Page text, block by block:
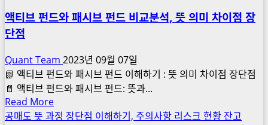
팀
세
자
금
결
혼
자
마
크
뜻
의
미
액티브 펀드와 패시브 펀드 비교분석, 뜻 의미 차이점 장
단점
Quant Team 2023년 09월 07일
📗 액티브 펀드와 패시브 펀드 이해하기 : 뜻 의미 차이점 장단점
📄 액티브 펀드와 패시브 펀드: 뜻과...
Read MoreRead
more
공매도 뜻 과정 장단점 이해하기, 주의사항 리스크 현황 잔고